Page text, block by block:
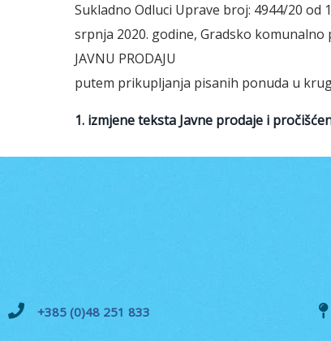
Sukladno Odluci Uprave broj: 4944/20 od
srpnja 2020. godine, Gradsko komunalno
JAVNU PRODAJU
putem prikupljanja pisanih ponuda u
1. izmjene teksta Javne prodaje i
+385 (0)48 251 833